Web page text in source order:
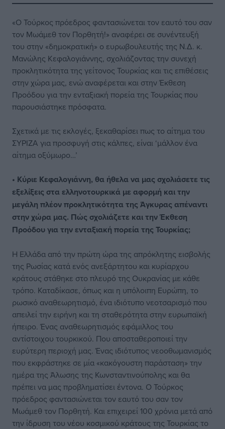
«Ο Τούρκος πρόεδρος φαντασιώνεται τον εαυτό του σαν
τον Μωάμεθ τον Πορθητή!» αναφέρει σε συνέντευξή
του στην «δημοκρατική» ο ευρωβουλευτής της Ν.Δ. κ.
Μανώλης Κεφαλογιάννης, σχολιάζοντας την συνεχή
προκλητικότητα της γείτονος Τουρκίας και τις επιθέσεις
στην χώρα μας, ενώ αναφέρεται και στην Έκθεση
Προόδου για την ενταξιακή πορεία της Τουρκίας που
παρουσιάστηκε πρόσφατα.
Σχετικά με τις εκλογές, ξεκαθαρίσει πως το αίτημα του
ΣΥΡΙΖΑ για προσφυγή στις κάλπες, είναι ‘μάλλον ένα
αίτημα οξύμωρο…’
• Κύριε Κεφαλογιάννη, θα ήθελα να μας σχολιάσετε τις
εξελίξεις στα ελληνοτουρκικά με αφορμή και την
μεγάλη πλέον προκλητικότητα της Άγκυρας απέναντι
στην χώρα μας. Πώς σχολιάζετε και την Έκθεση
Προόδου για την ενταξιακή πορεία της Τουρκίας;
Η Ελλάδα από την πρώτη ώρα της απρόκλητης εισβολής
της Ρωσίας κατά ενός ανεξάρτητου και κυρίαρχου
κράτους στάθηκε στο πλευρό της Ουκρανίας με κάθε
τρόπο. Καταδίκασε, όπως και η υπόλοιπη Ευρώπη, το
ρωσικό αναθεωρητισμό, ένα ιδιότυπο νεοτσαρισμό που
απειλεί την ειρήνη και τη σταθερότητα στην ευρωπαϊκή
ήπειρο. Ένας αναθεωρητισμός εφάμιλλος του
αντίστοιχου τουρκικού. Που αποσταθεροποιεί την
ευρύτερη περιοχή μας. Ένας ιδιότυπος νεοοθωμανισμός
που εκφράστηκε σε μία «κακόγουστη παράσταση» την
ημέρα της Άλωσης της Κωνσταντινούπολης και θα
πρέπει να μας προβληματίσει έντονα. Ο Τούρκος
πρόεδρος φαντασιώνεται τον εαυτό του σαν τον
Μωάμεθ τον Πορθητή. Και επιχειρεί 100 χρόνια μετά από
την ίδρυση του νέου κοσμικού κράτους της Τουρκίας το